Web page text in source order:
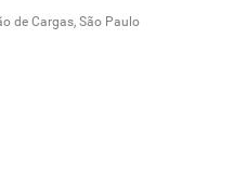
de Cargas, São Paulo